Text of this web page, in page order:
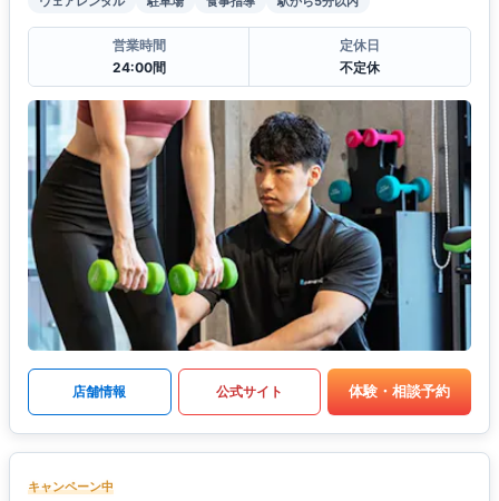
営業時間
24:00間
定休日
不定休
店舗情報 公式サイト 体験・相談予約
キャンペーン中